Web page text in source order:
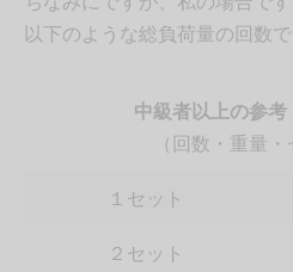
以下のような総負荷量の回数
中級者以上の参考
（回数・重量・
１セット
２セット